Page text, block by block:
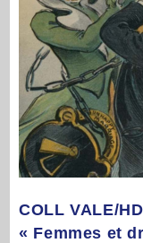
COLL VALE/
« Femmes et